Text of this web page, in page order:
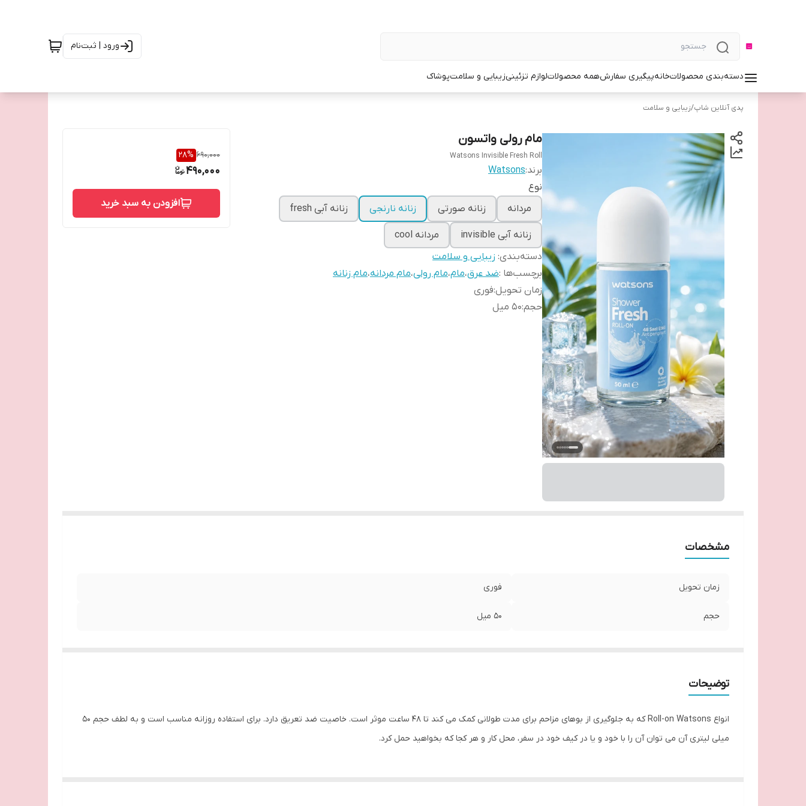
ورود | ثبت‌نام
دسته‌بندی محصولاتخانهپیگیری سفارشهمه محصولاتلوازم تزئینیزیبایی و سلامتپوشاک
پدی آنلاین شاپ/زیبایی و سلامت
مام رولی واتسون
Watsons Invisible Fresh Roll
برند:Watsons
نوع
مردانه
زنانه صورتی زنانه نارنجی زنانه آبی fresh
زنانه آبی invisible
مردانه cool
دسته‌بندی: زیبایی و سلامت
برچسب‌ها :ضد عرق،مام،مام رولی،مام مردانه،مام زنانه
زمان تحویل:فوری
حجم:50 میل
690,000
28%
490,000
افزودن به سبد خرید
مشخصات
زمان تحویل فوری
حجم 50 میل
توضیحات
انواع Roll-on Watsons که به جلوگیری از بوهای مزاحم برای مدت طولانی کمک می کند تا 48 ساعت موثر است. خاصیت ضد تعریق دارد. برای استفاده روزانه مناسب است و به لطف حجم 50
میلی لیتری آن می توان آن را با خود و یا در کیف خود در سفر، محل کار و هر کجا که بخواهید حمل کرد.